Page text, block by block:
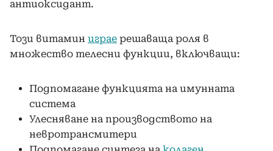
антиоксидант.
Този витамин играе решаваща роля в
множество телесни функции, включващи:
Подпомагане функцията на имунната
система
Улесняване на производството на
невротрансмитери